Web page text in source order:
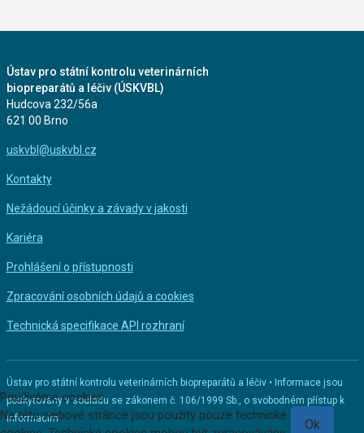
Ústav pro státní kontrolu veterinárních
biopreparátů a léčiv (ÚSKVBL)
Hudcova 232/56a
621 00 Brno
uskvbl@uskvbl.cz
Kontakty
Nežádoucí účinky a závady v jakosti
Kariéra
Prohlášení o přístupnosti
Zpracování osobních údajů a cookies
Technická specifikace API rozhraní
Ústav pro státní kontrolu veterinárních biopreparátů a léčiv • Informace jsou
poskytovány v souladu se zákonem č. 106/1999 Sb., o svobodném přístup k
informacím
Používáme cookies
Na této webové stránce jsou použity pouze technické
Ok